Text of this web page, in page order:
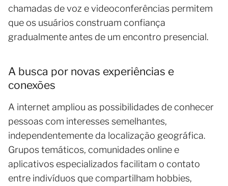
chamadas de voz e videoconferências permitem
que os usuários construam confiança
gradualmente antes de um encontro presencial.
A busca por novas experiências e
conexões
A internet ampliou as possibilidades de conhecer
pessoas com interesses semelhantes,
independentemente da localização geográfica.
Grupos temáticos, comunidades online e
aplicativos especializados facilitam o contato
entre indivíduos que compartilham hobbies,